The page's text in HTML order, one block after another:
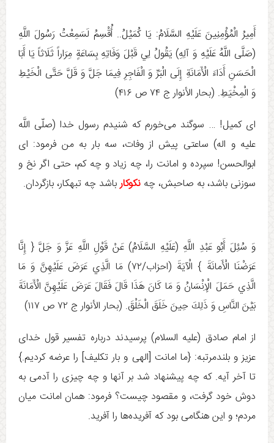
أَمِيرُ الْمُؤْمِنِينَ عَلَيْهِ السَّلَامُ: يَا كُمَيْلُ.. أُقْسِمُ لَسَمِعْتُ رَسُولَ اللَّهِ
(صَلَّى اللَّهُ عَلَيْهِ وَ آلِهِ) يَقُولُ لِي قَبْلَ وَفَاتِهِ بِسَاعَةٍ مِرَاراً ثَلَاثاً يَا أَبَا
الْحَسَنِ أَدَاءَ الْأَمَانَةِ إِلَى الْبَرِّ وَ الْفَاجِرِ فِيمَا جَلَّ وَ قَلَّ حَتَّى الْخَيْطِ
وَ الْمِخْيَطِ. (بحار الأنوار ج ‏۷۴ ص ۴۱۶)
ای کمیل! … سوگند می‌خورم که شنیدم رسول خدا (صلّی اللَّه
علیه و اله) ساعتی پیش از وفات، سه بار به من فرمود: ای
ابوالحسن! سپرده و امانت را، چه زیاد و چه کم، حتی اگر نخ و
سوزنی باشد، به صاحبش، چه نکوکارباشد چه تبهکار، بازگردان.
وَ سُئِلَ أَبُو عَبْدِ اللَّهِ (عَلَيْهِ السَّلَامُ) عَنْ قَوْلِ اللَّهِ عَزَّ وَ جَلَّ { إِنَّا
عَرَضْنَا الْأَمانَةَ } الْآيَةَ (احزاب/۷۲) مَا الَّذِي عَرَضَ عَلَيْهِنَّ وَ مَا
الَّذِي حَمَلَ الْإِنْسَانُ وَ مَا كَانَ هَذَا قَالَ فَقَالَ عَرَضَ عَلَيْهِنَّ الْأَمَانَةَ
بَيْنَ النَّاسِ وَ ذَلِكَ حِينَ خَلَقَ الْخَلْقَ. (بحار الأنوار ج ‏۷۲ ص ۱۱۷)
از امام صادق (علیه السلام) پرسیدند درباره تفسیر قول خدای
عزیز و بلندمرتبه: {ما امانت [الهى و بار تكليف‌] را عرضه كرديم.}
تا آخر آیه. که چه پیشنهاد شد بر آنها و چه چیزی را آدمی به
دوش خود گرفت، و مقصود چیست؟ فرمود: همان امانت میان
مردم؛ و این هنگامی بود که آفریده‌ها را آفرید.